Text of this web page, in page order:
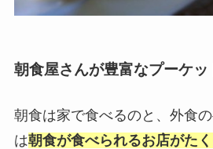
朝食屋さんが豊富なプーケッ
朝食は家で食べるのと、外食
は朝食が食べられるお店がた